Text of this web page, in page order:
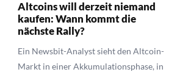
Altcoins will derzeit niemand
kaufen: Wann kommt die
nächste Rally?
Ein Newsbit-Analyst sieht den Altcoin-
Markt in einer Akkumulationsphase, in